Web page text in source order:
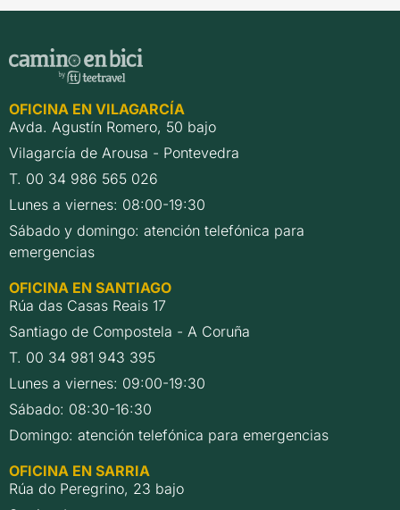
OFICINA EN VILAGARCÍA
Avda. Agustín Romero, 50 bajo
Vilagarcía de Arousa - Pontevedra
T. 00 34 986 565 026
Lunes a viernes: 08:00-19:30
Sábado y domingo: atención telefónica para
emergencias
OFICINA EN SANTIAGO
Rúa das Casas Reais 17
Santiago de Compostela - A Coruña
T. 00 34 981 943 395
Lunes a viernes: 09:00-19:30
Sábado: 08:30-16:30
Domingo: atención telefónica para emergencias
OFICINA EN SARRIA
Rúa do Peregrino, 23 bajo